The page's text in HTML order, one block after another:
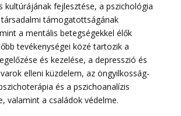
kultúrájának fejlesztése, a pszichológia
támogatottságának
a mentális betegségekkel élők
tevékenységei közé tartozik a
és kezelése, a depresszió és
elleni küzdelem, az öngyilkosság-
és a pszichoanalízis
valamint a családok védelme.